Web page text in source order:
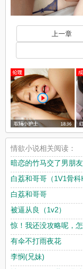
上一章
情欲小说相关阅读：
暗恋的竹马交了男朋
白荔和哥哥（1V1骨科
白荔和哥哥
被逼从良（1v2）
惊！我还没攻略呢，
有伞不打雨夜花
李悯(兄妹)